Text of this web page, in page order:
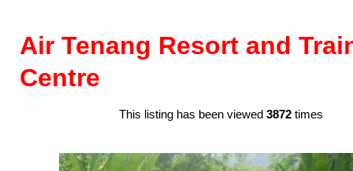
Air Tenang Resort and
Centre
This listing has been viewed 3872times